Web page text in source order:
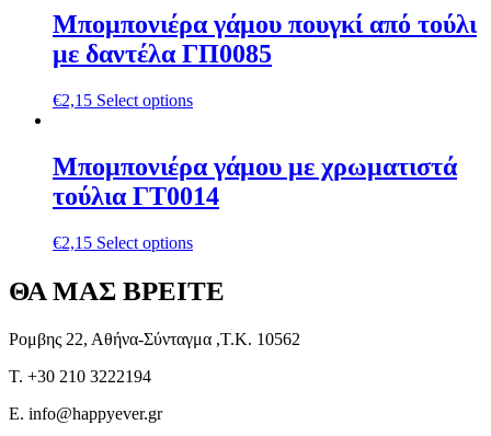
Μπομπονιέρα γάμου πουγκί από τούλι
με δαντέλα ΓΠ0085
€2,15 Select options
Μπομπονιέρα γάμου με χρωματιστά
τούλια ΓΤ0014
€2,15 Select options
ΘΑ ΜΑΣ ΒΡΕΙΤΕ
Ρομβης 22, Αθήνα-Σύνταγμα ,Τ.Κ. 10562
T. +30 210 3222194
E. info@happyever.gr